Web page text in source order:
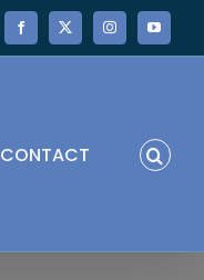
Facebook
X InstagramYouTube
CONTACT